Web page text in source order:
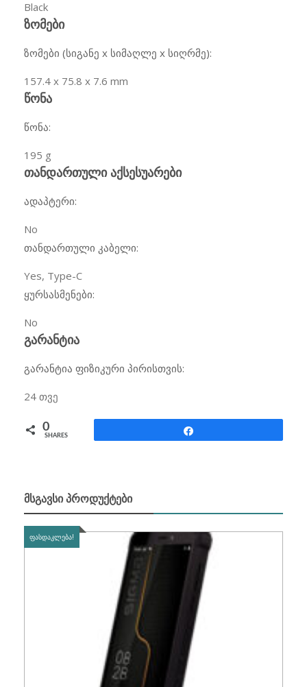
Black
ზომები
ზომები (სიგანე x სიმაღლე x სიღრმე):
157.4 x 75.8 x 7.6 mm
წონა
წონა:
195 g
თანდართული აქსესუარები
ადაპტერი:
No
თანდართული კაბელი:
Yes, Type-C
ყურსასმენები:
No
გარანტია
გარანტია ფიზიკური პირისთვის:
24 თვე
0
SHARES
ᲛᲡᲒᲐᲕᲡᲘ ᲞᲠᲝᲓᲣᲥᲢᲔᲑᲘ
ᲤᲐᲡᲓᲐᲙᲚᲔᲑᲐ!